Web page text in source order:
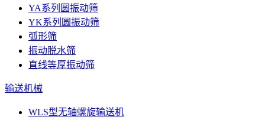
YA系列圆振动筛
YK系列圆振动筛
弧形筛
振动脱水筛
直线等厚振动筛
输送机械
WLS型无轴螺旋输送机